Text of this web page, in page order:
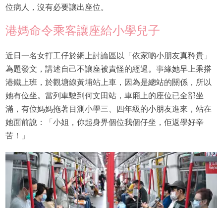
位病人，沒有必要讓出座位。
港媽命令乘客讓座給小學兒子
近日一名女打工仔於網上討論區以「依家啲小朋友真矜貴」
為題發文，講述自己不讓座被責怪的經過。事緣她早上乘搭
港鐵上班，於觀塘線黃埔站上車，因為是總站的關係，所以
她有位坐。當列車駛到何文田站，車廂上的座位已全部坐
滿，有位媽媽拖著目測小學三、四年級的小朋友進來，站在
她面前說：「小姐，你起身畀個位我個仔坐，佢返學好辛
苦！」